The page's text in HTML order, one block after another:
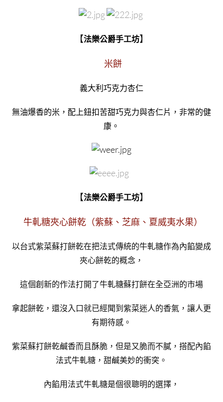
【法樂公爵手工坊】
米餅
義大利巧克力杏仁
無油爆香的米，配上鈕扣苦甜巧克力與杏仁片，非常的健
康。
【法樂公爵手工坊】
牛軋糖夾心餅乾（紫蘇、芝麻、夏威夷水果）
以台式紫菜蘇打餅乾在把法式傳統的牛軋糖作為內餡變成
夾心餅乾的概念，
這個創新的作法打開了牛軋糖蘇打餅在全亞洲的市場
拿起餅乾，還沒入口就已經聞到紫菜迷人的香氣，讓人更
有期待感。
紫菜蘇打餅乾鹹香而且酥脆，但是又脆而不膩，搭配內餡
法式牛軋糖，甜鹹美妙的衝突。
內餡用法式牛軋糖是個很聰明的選擇，